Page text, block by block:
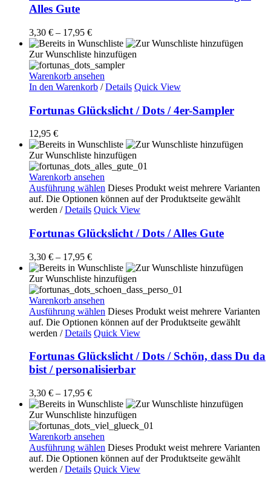
Alles Gute
3,30 € – 17,95 €
Zur Wunschliste hinzufügen
Warenkorb ansehen
In den Warenkorb / Details Quick View
Fortunas Glückslicht / Dots / 4er-Sampler
12,95 €
Zur Wunschliste hinzufügen
Warenkorb ansehen
Ausführung wählen Dieses Produkt weist mehrere Varianten
auf. Die Optionen können auf der Produktseite gewählt
werden / Details Quick View
Fortunas Glückslicht / Dots / Alles Gute
3,30 € – 17,95 €
Zur Wunschliste hinzufügen
Warenkorb ansehen
Ausführung wählen Dieses Produkt weist mehrere Varianten
auf. Die Optionen können auf der Produktseite gewählt
werden / Details Quick View
Fortunas Glückslicht / Dots / Schön, dass Du da
bist / personalisierbar
3,30 € – 17,95 €
Zur Wunschliste hinzufügen
Warenkorb ansehen
Ausführung wählen Dieses Produkt weist mehrere Varianten
auf. Die Optionen können auf der Produktseite gewählt
werden / Details Quick View